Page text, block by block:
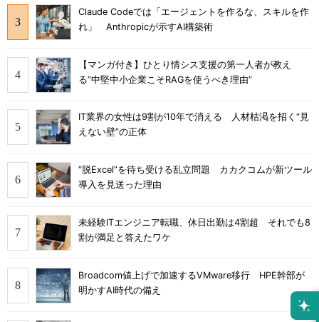
Claude Codeでは「エージェントを作るな、スキルを作
れ」 Anthropicが示すAI構築術
【マンガ付き】ひとり情シス支援の第一人者が教え
る”中堅中小企業こそRAGを使うべき理由”
IT業界の女性は9割が10年で消える 人材枯渇を招く“見
えない壁”の正体
“脱Excel”を待ち受ける乱立問題 カカクコムが新ツール
導入を見送った理由
未経験ITエンジニア転職、休日出勤は4割超 それでも8
割が満足と答えたワケ
Broadcom値上げで加速するVMware移行 HPE幹部が
明かすAI時代の備え